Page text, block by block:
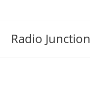
Radio Junction